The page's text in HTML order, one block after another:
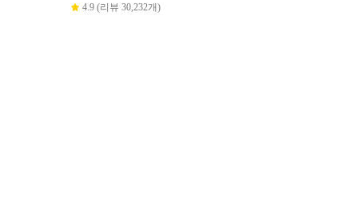
4.9 (리뷰 30,232개)